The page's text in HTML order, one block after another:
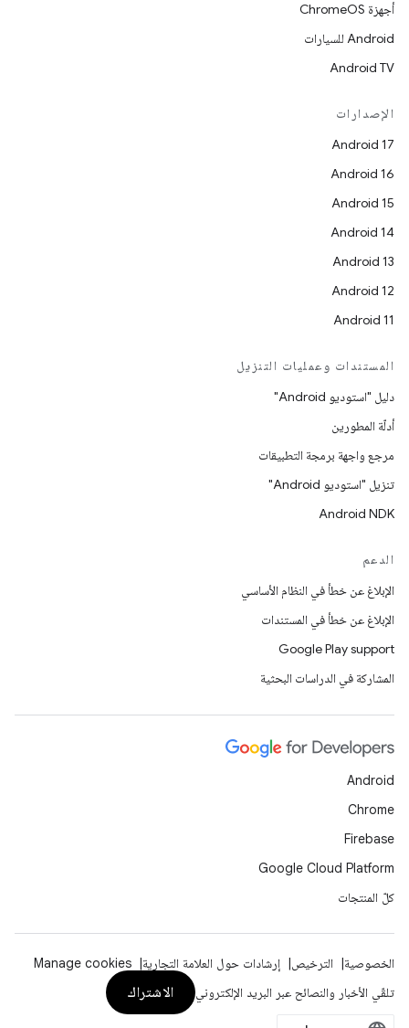
أجهزة ChromeOS
Android للسيارات
Android TV
الإصدارات
Android 17
Android 16
Android 15
Android 14
Android 13
Android 12
Android 11
المستندات وعمليات التنزيل
دليل "استوديو Android"
أدلّة المطورين
مرجع واجهة برمجة التطبيقات
تنزيل "استوديو Android"
Android NDK
الدعم
الإبلاغ عن خطأ في النظام الأساسي
الإبلاغ عن خطأ في المستندات
Google Play support
المشاركة في الدراسات البحثية
Android
Chrome
Firebase
Google Cloud Platform
كلّ المنتجات
الخصوصية الترخيص إرشادات حول العلامة التجارية
Manage cookies
تلقّي الأخبار والنصائح عبر البريد الإلكتروني
الاشتراك